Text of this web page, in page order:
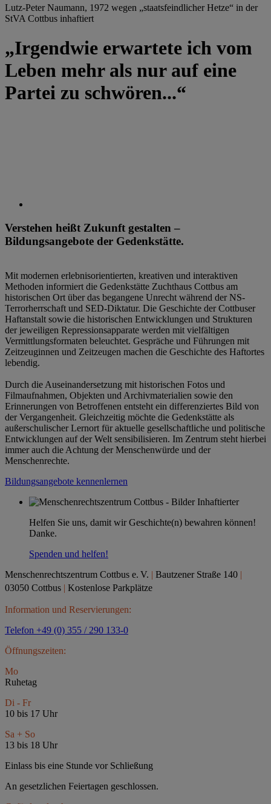
Lutz-Peter Naumann, 1972 wegen „staatsfeindlicher Hetze“ in der
StVA Cottbus inhaftiert
„Irgendwie erwartete ich vom
Leben mehr als nur auf eine
Partei zu schwören...“
Verstehen heißt Zukunft gestalten –
Bildungsangebote der Gedenkstätte.
Mit modernen erlebnisorientierten, kreativen und interaktiven
Methoden informiert die Gedenkstätte Zuchthaus Cottbus am
historischen Ort über das begangene Unrecht während der NS-
Terrorherrschaft und SED-Diktatur. Die Geschichte der Cottbuser
Haftanstalt sowie die historischen Entwicklungen und Strukturen
der jeweiligen Repressionsapparate werden mit vielfältigen
Vermittlungsformaten beleuchtet. Gespräche und Führungen mit
Zeitzeuginnen und Zeitzeugen machen die Geschichte des Haftortes
lebendig.
Durch die Auseinandersetzung mit historischen Fotos und
Filmaufnahmen, Objekten und Archivmaterialien sowie den
Erinnerungen von Betroffenen entsteht ein differenziertes Bild von
der Vergangenheit. Gleichzeitig möchte die Gedenkstätte als
außerschulischer Lernort für aktuelle gesellschaftliche und politische
Entwicklungen auf der Welt sensibilisieren. Im Zentrum steht hierbei
immer auch die Achtung der Menschenwürde und der
Menschenrechte.
Bildungsangebote kennenlernen
Helfen Sie uns, damit wir Geschichte(n) bewahren können!
Danke.
Spenden und helfen!
Menschenrechtszentrum Cottbus e. V. | Bautzener Straße 140 |
03050 Cottbus | Kostenlose Parkplätze
Information und Reservierungen:
Telefon +49 (0) 355 / 290 133-0
Öffnungszeiten:
Mo
Ruhetag
Di - Fr
10 bis 17 Uhr
Sa + So
13 bis 18 Uhr
Einlass bis eine Stunde vor Schließung
An gesetzlichen Feiertagen geschlossen.